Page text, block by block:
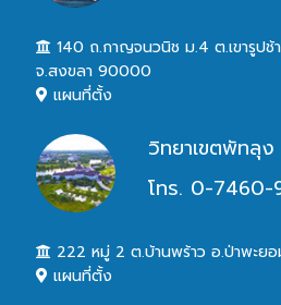
140 ถ.กาญจนวนิช ม.4 ต.เขารูปช้
จ.สงขลา 90000
แผนที่ตั้ง
วิทยาเขตพัทลุง
โทร. 0-
222 หมู่ 2 ต.บ้านพร้าว อ.ป่าพะย
แผนที่ตั้ง